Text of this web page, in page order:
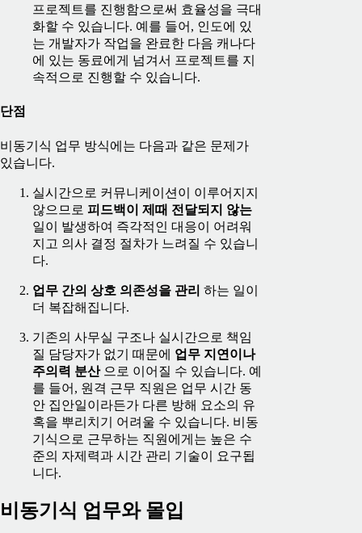
프로젝트를 진행함으로써 효율성을 극대
화할 수 있습니다. 예를 들어, 인도에 있
는 개발자가 작업을 완료한 다음 캐나다
에 있는 동료에게 넘겨서 프로젝트를 지
속적으로 진행할 수 있습니다.
단점
비동기식 업무 방식에는 다음과 같은 문제가
있습니다.
실시간으로 커뮤니케이션이 이루어지지
않으므로 피드백이 제때 전달되지 않는
일이 발생하여 즉각적인 대응이 어려워
지고 의사 결정 절차가 느려질 수 있습니
다.
업무 간의 상호 의존성을 관리 하는 일이
더 복잡해집니다.
기존의 사무실 구조나 실시간으로 책임
질 담당자가 없기 때문에 업무 지연이나
주의력 분산으로 이어질 수 있습니다. 예
를 들어, 원격 근무 직원은 업무 시간 동
안 집안일이라든가 다른 방해 요소의 유
혹을 뿌리치기 어려울 수 있습니다. 비동
기식으로 근무하는 직원에게는 높은 수
준의 자제력과 시간 관리 기술이 요구됩
니다.
비동기식 업무와 몰입